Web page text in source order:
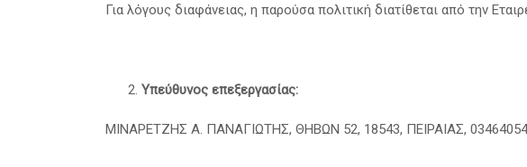
Για λόγους διαφάνειας, η παρούσα πολιτική διατίθεται από την
Υπεύθυνος επεξεργασίας:
ΜΙΝΑΡΕΤΖΗΣ Α. ΠΑΝΑΓΙΩΤΗΣ, ΘΗΒΩΝ 52, 18543, ΠΕΙΡΑΙΑΣ,